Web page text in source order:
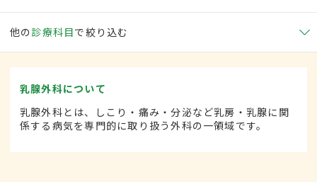
他の 診療科目で絞り込む
乳腺外科について
乳腺外科とは、しこり・痛み・分泌など乳房・乳腺に関
係する病気を専門的に取り扱う外科の一領域です。